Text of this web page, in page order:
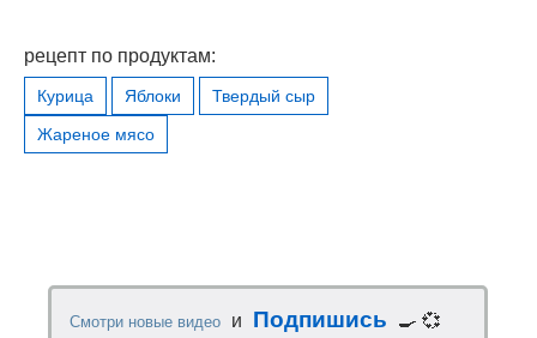
рецепт по продуктам:
Курица Яблоки
Твердый сыр
Жареное мясо
Смотри новые видео и Подпишись
🍳 💞